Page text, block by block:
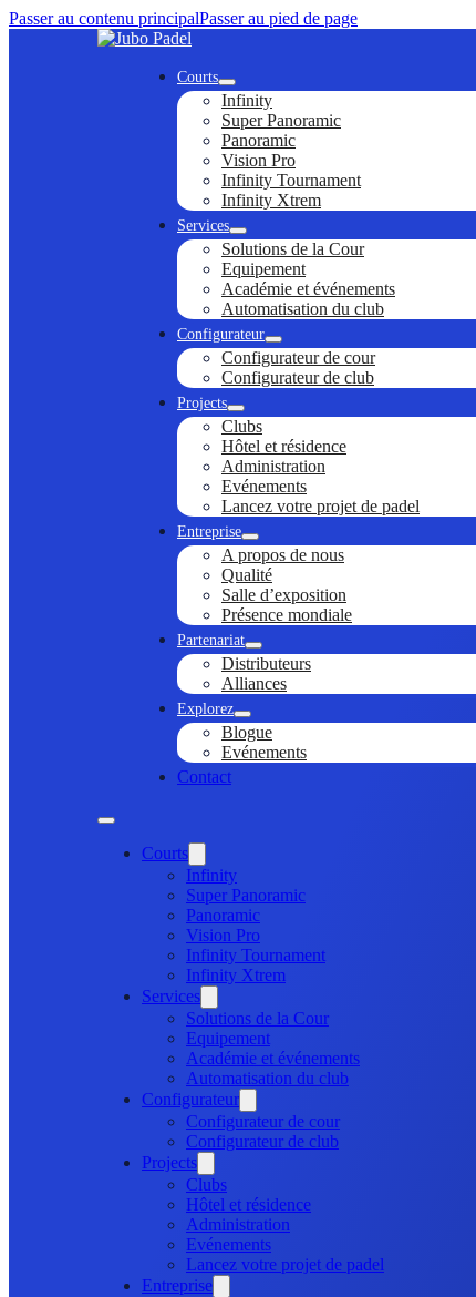
Passer au contenu principalPasser au pied de page
Courts
Infinity
Super Panoramic
Panoramic
Vision Pro
Infinity Tournament
Infinity Xtrem
Services
Solutions de la Cour
Equipement
Académie et événements
Automatisation du club
Configurateur
Configurateur de cour
Configurateur de club
Projects
Clubs
Hôtel et résidence
Administration
Evénements
Lancez votre projet de padel
Entreprise
A propos de nous
Qualité
Salle d’exposition
Présence mondiale
Partenariat
Distributeurs
Alliances
Explorez
Blogue
Evénements
Contact
Courts
Infinity
Super Panoramic
Panoramic
Vision Pro
Infinity Tournament
Infinity Xtrem
Services
Solutions de la Cour
Equipement
Académie et événements
Automatisation du club
Configurateur
Configurateur de cour
Configurateur de club
Projects
Clubs
Hôtel et résidence
Administration
Evénements
Lancez votre projet de padel
Entreprise